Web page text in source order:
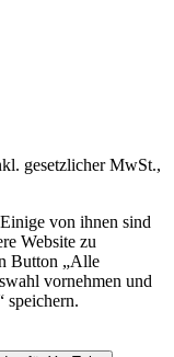
gesetzlicher MwSt.,
von ihnen sind
Website zu
Button „Alle
vornehmen und
speichern.